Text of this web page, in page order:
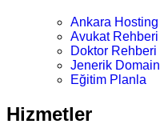
Ankara Hosting
Avukat Rehberi
Doktor Rehberi
Jenerik Domain
Eğitim Planla
Hizmetler